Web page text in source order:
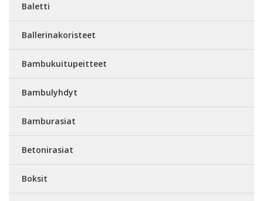
Baletti
Ballerinakoristeet
Bambukuitupeitteet
Bambulyhdyt
Bamburasiat
Betonirasiat
Boksit